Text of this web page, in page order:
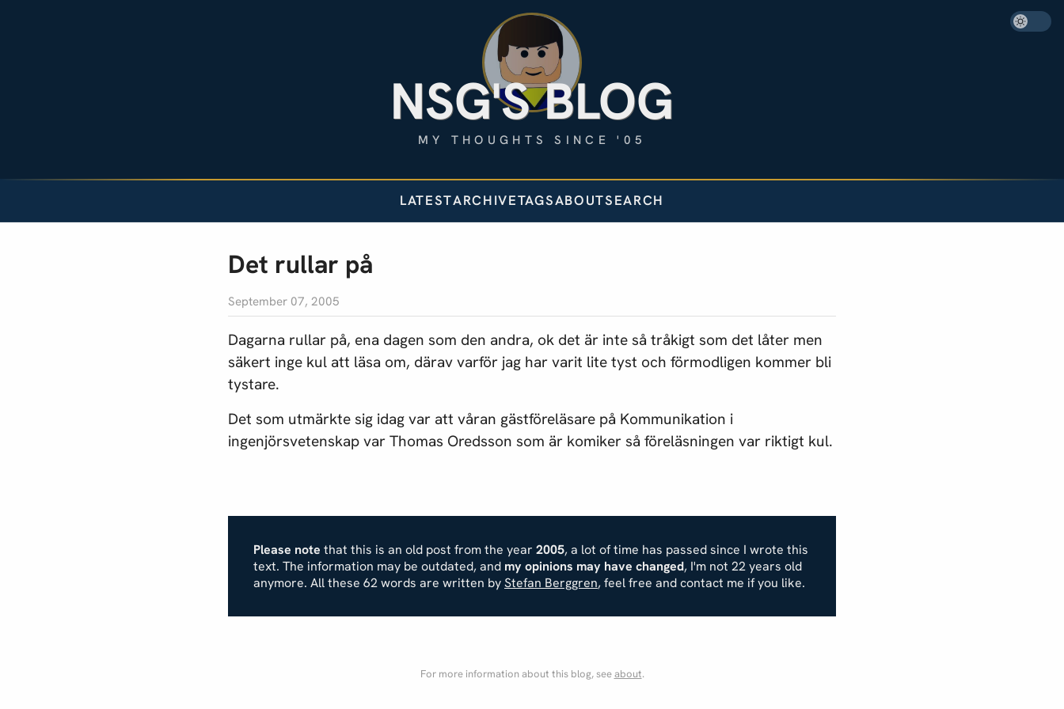
NSG'S BLOG
MY THOUGHTS SINCE '05
LATESTARCHIVETAGSABOUTSEARCH
Det rullar på
September 07, 2005
Dagarna rullar på, ena dagen som den andra, ok det är inte så tråkigt som det låter men
säkert inge kul att läsa om, därav varför jag har varit lite tyst och förmodligen kommer bli
tystare.
Det som utmärkte sig idag var att våran gästföreläsare på Kommunikation i
ingenjörsvetenskap var Thomas Oredsson som är komiker så föreläsningen var riktigt kul.
Please note that this is an old post from the year 2005, a lot of time has passed since I wrote this
text. The information may be outdated, and my opinions may have changed, I'm not 22 years old
anymore. All these 62 words are written byStefan Berggren, feel free and contact me if you like.
For more information about this blog, seeabout.